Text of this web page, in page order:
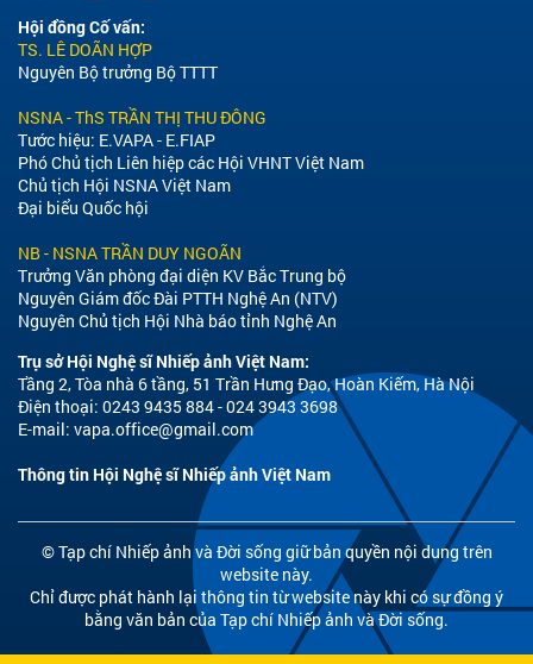
Hội đồng Cố vấn:
TS. LÊ DOÃN HỢP
Nguyên Bộ trưởng Bộ TTTT
NSNA - ThS TRẦN THỊ THU ĐÔNG
Tước hiệu: E.VAPA - E.FIAP
Phó Chủ tịch Liên hiệp các Hội VHNT Việt Nam
Chủ tịch Hội NSNA Việt Nam
Đại biểu Quốc hội
NB - NSNA TRẦN DUY NGOÃN
Trưởng Văn phòng đại diện KV Bắc Trung bộ
Nguyên Giám đốc Đài PTTH Nghệ An (NTV)
Nguyên Chủ tịch Hội Nhà báo tỉnh Nghệ An
Trụ sở Hội Nghệ sĩ Nhiếp ảnh Việt Nam:
Tầng 2, Tòa nhà 6 tầng, 51 Trần Hưng Đạo, Hoàn Kiếm, Hà Nội
Điện thoại: 0243 9435 884 - 024 3943 3698
E-mail: vapa.office@gmail.com
Thông tin Hội Nghệ sĩ Nhiếp ảnh Việt Nam
© Tạp chí Nhiếp ảnh và Đời sống giữ bản quyền nội dung trên
website này.
Chỉ được phát hành lại thông tin từ website này khi có sự đồng ý
bằng văn bản của Tạp chí Nhiếp ảnh và Đời sống.